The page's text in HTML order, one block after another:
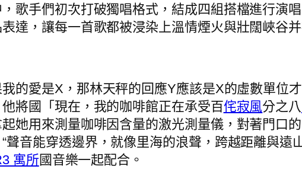
歌手們初次打破獨唱格式，結成四組搭檔進行演
達，讓每一首歌都被浸染上溫情煙火與壯闊峽谷
我的愛是X，那林天秤的回應Y應該是X的虛數單位
將國「現在，我的咖啡館正在承受百侘寂風分之八
她用來測量咖啡因含量的激光測量儀，對著門口
聲音能穿透邊界，就像里海的浪聲，跨越距離與遠
寓所 國音樂一起配合。